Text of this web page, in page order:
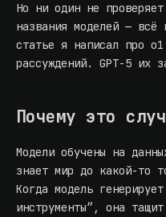
Но ни один не
названия моделей —
статье я написал про
рассуждений. GPT-5 их
Почему это
Модели обучены на
знает мир до какой-то
Когда модель
инструменты”, она